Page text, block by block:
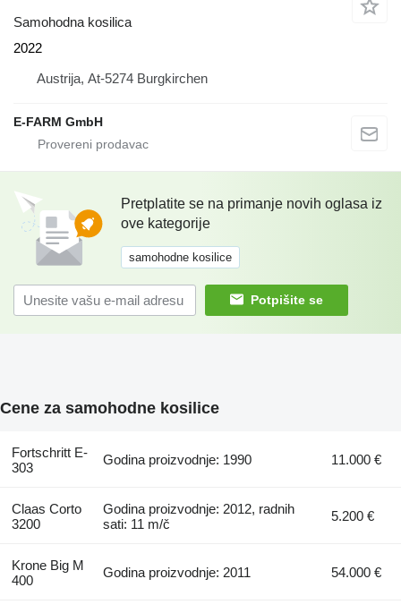
Samohodna kosilica
2022
Austrija, At-5274 Burgkirchen
E-FARM GmbH
Pretplatite se na primanje novih oglasa iz
ove kategorije
samohodne kosilice
Potpišite se
Cene za samohodne kosilice
Fortschritt E-
303
Godina proizvodnje: 1990 11.000 €
Claas Corto
3200
Godina proizvodnje: 2012, radnih
sati: 11 m/č
5.200 €
Krone Big M
400
Godina proizvodnje: 2011 54.000 €